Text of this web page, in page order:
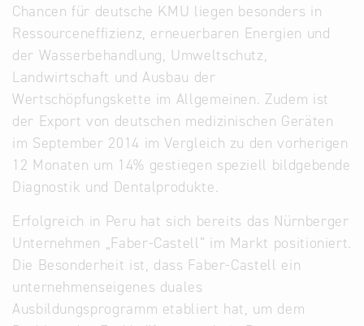
Chancen für deutsche KMU liegen besonders in
Ressourceneffizienz, erneuerbaren Energien und
der Wasserbehandlung, Umweltschutz,
Landwirtschaft und Ausbau der
Wertschöpfungskette im Allgemeinen. Zudem ist
der Export von deutschen medizinischen Geräten
im September 2014 im Vergleich zu den vorherigen
12 Monaten um 14% gestiegen speziell bildgebende
Diagnostik und Dentalprodukte.
Erfolgreich in Peru hat sich bereits das Nürnberger
Unternehmen „Faber-Castell“ im Markt positioniert.
Die Besonderheit ist, dass Faber-Castell ein
unternehmenseigenes duales
Ausbildungsprogramm etabliert hat, um dem